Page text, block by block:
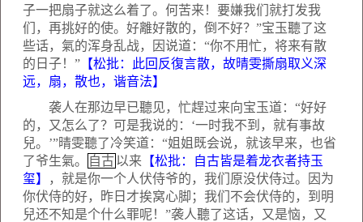
子一把扇子就这么着了。何苦来！要嫌我们就打发我
们，再挑好的使。好離好散的，倒不好？”宝玉聽了这
些话，氣的浑身乱战，因说道：“你不用忙，将来有散
的日子！” 【松批：此回反復言散，故晴雯撕扇取义深
远，扇，散也，谐音法】
袭人在那边早已聽见，忙趕过来向宝玉道：“好好
的，又怎么了？可是我说的：‘一时我不到，就有事故
兒。’”晴雯聽了冷笑道：“姐姐既会说，就该早来，也省
了爷生氣。
自古以来 【松批：自古皆是着龙衣者持玉
玺】
，就是你一个人伏侍爷的，我们原没伏侍过。因为
你伏侍的好，昨日才挨窝心脚；我们不会伏侍的，到明
兒还不知是个什么罪呢！”袭人聽了这话，又是恼，又